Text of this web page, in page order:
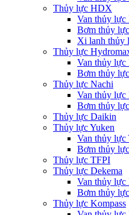
Thủy lực HDX
Van thủy
Bơm thủy
Xi lanh thủy
Thủy lực
Van thủy lực
Bơm thủy
Thủy lực Nachi
Van thủy lực
Bơm thủy
Thủy lực Daikin
Thủy lực Yuken
Van thủy lực
Bơm thủy
Thủy lực TFPI
Thủy lực Dekema
Van thủy lực
Bơm thủy
Thủy lực Kompass